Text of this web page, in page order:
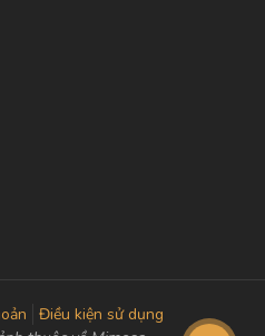
Điều kiện sử dụng